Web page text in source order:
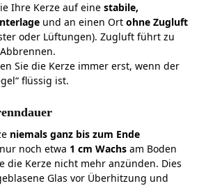
Ihre Kerze auf eine stabile,
und an einen Ort ohne Zugluft
oder Lüftungen). Zugluft führt zu
Sie die Kerze immer erst, wenn der
flüssig ist.
niemals ganz bis zum Ende
noch etwa 1 cm Wachs am Boden
die Kerze nicht mehr anzünden. Dies
Glas vor Überhitzung und